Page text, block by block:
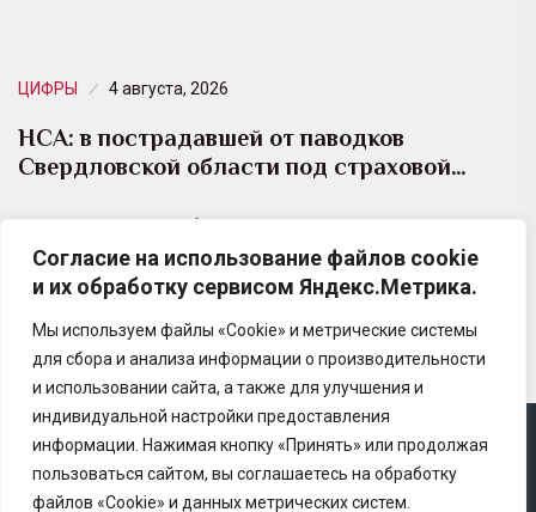
Согласие на использование файлов cookie
и их обработку сервисом Яндекс.Метрика.
Мы используем файлы «Cookie» и метрические системы
для сбора и анализа информации о производительности
и использовании сайта, а также для улучшения и
индивидуальной настройки предоставления
информации. Нажимая кнопку «Принять» или продолжая
пользоваться сайтом, вы соглашаетесь на обработку
файлов «Cookie» и данных метрических систем.
ЦИФРЫ 4 августа, 2026
НСА: в пострадавшей от паводков
Свердловской области под страховой…
В Свердловской области застраховано 180 тыс. га.
– это 25% от всех сельхозземель в субъекте. Регион
лидирует по страхованию посевов в…
Copyright © 2025 Ассоциация «Некоммерческого
партнерство содействия развитию страхового рынка